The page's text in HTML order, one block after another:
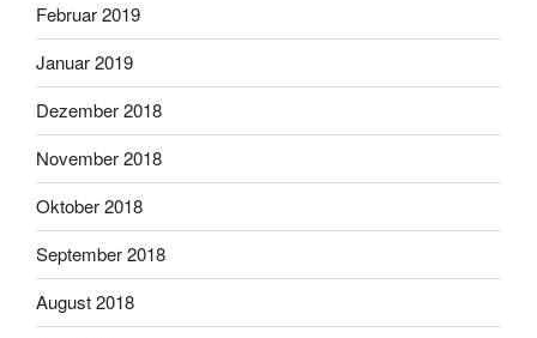
Februar 2019
Januar 2019
Dezember 2018
November 2018
Oktober 2018
September 2018
August 2018